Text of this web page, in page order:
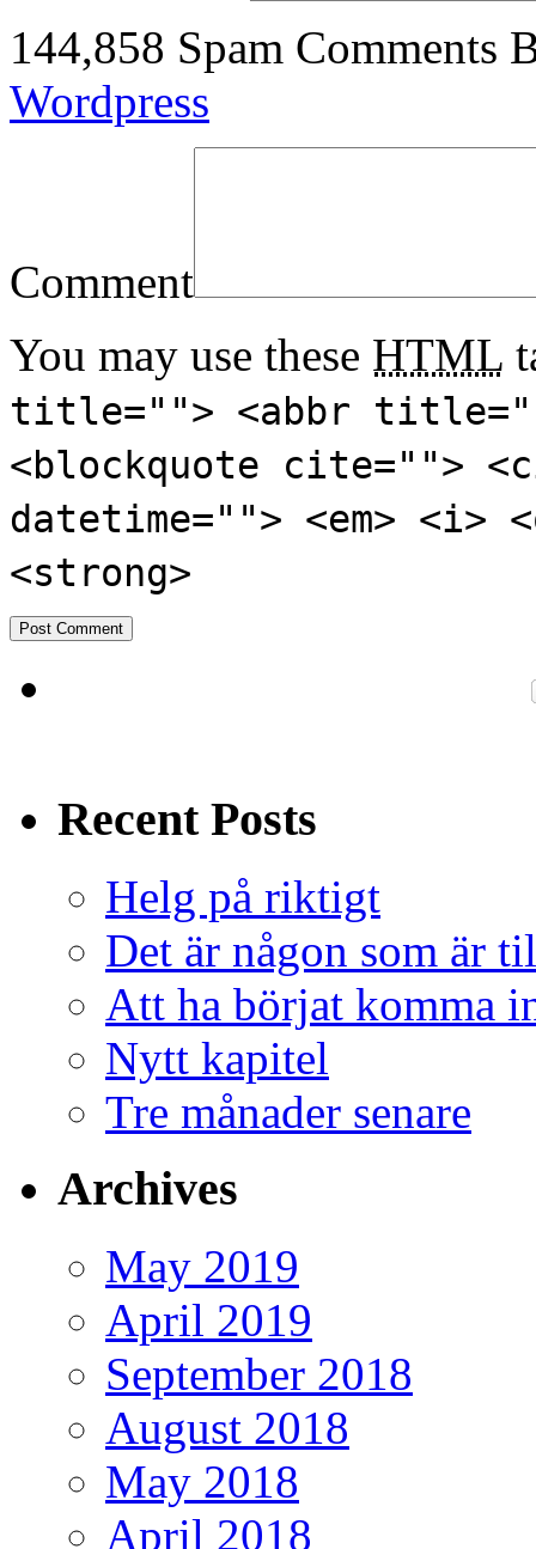
144,858 Spam Comments
Wordpress
Comment
You may use these HTML
title=""> <abbr
<blockquote cite="">
datetime=""> <em>
<strong>
Recent Posts
Helg på riktigt
Det är någon som är
Att ha börjat komma
Nytt kapitel
Tre månader senare
Archives
May 2019
April 2019
September 2018
August 2018
May 2018
April 2018